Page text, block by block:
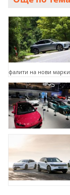
фалити на нови марки